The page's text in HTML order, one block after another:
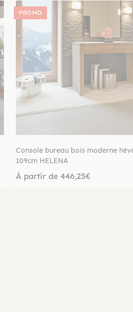
PROMO
Console bureau bois moderne
109cm HELENA
À partir de 446,25€